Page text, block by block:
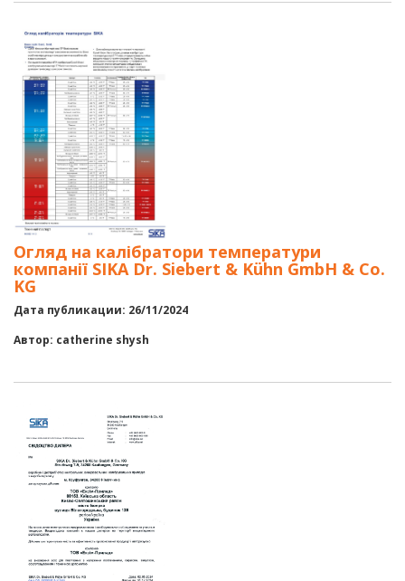
Огляд на калібратори температури
компанії SIKA Dr. Siebert & Kühn GmbH & Co.
KG
Дата публикации: 26/11/2024
Автор: catherine shysh